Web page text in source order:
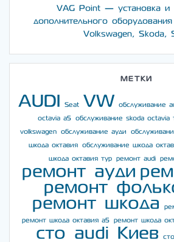
VAG Point — установка и
дополнительного
Volkswagen, Skoda,
МЕТКИ
AUDI Seat VW обслуживание
octavia a5
обслуживание skoda octavia
volkswagen
обслуживание ауди
шкода октавия
обслуживание шкода
шкода октавия тур
ремонт audi
ремонт ауди
ремонт
ремонт шкода
ремонт шкода октавия а5
ремонт шкода
сто audi Киев